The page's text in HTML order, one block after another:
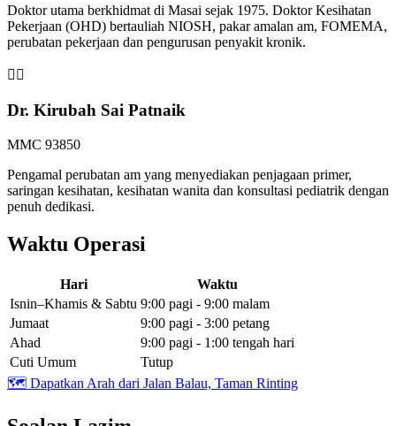
Doktor utama berkhidmat di Masai sejak 1975. Doktor Kesihatan
Pekerjaan (OHD) bertauliah NIOSH, pakar amalan am, FOMEMA,
perubatan pekerjaan dan pengurusan penyakit kronik.
👩‍⚕️
Dr. Kirubah Sai Patnaik
MMC 93850
Pengamal perubatan am yang menyediakan penjagaan primer,
saringan kesihatan, kesihatan wanita dan konsultasi pediatrik dengan
penuh dedikasi.
Waktu Operasi
Hari
Waktu
Isnin–Khamis & Sabtu 9:00 pagi - 9:00 malam
Jumaat
9:00 pagi - 3:00 petang
Ahad
9:00 pagi - 1:00 tengah hari
Cuti Umum
Tutup
🗺️ Dapatkan Arah dari Jalan Balau, Taman Rinting